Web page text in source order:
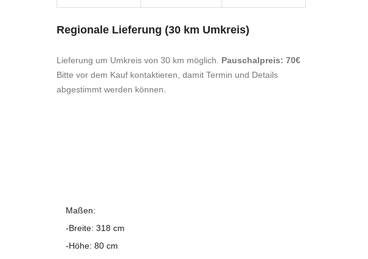
Regionale Lieferung (30 km Umkreis)
Lieferung um Umkreis von 30 km möglich. Pauschalpreis: 70€
Bitte vor dem Kauf kontaktieren, damit Termin und Details
abgestimmt werden können.
Maßen:
-Breite: 318 cm
-Höhe: 80 cm